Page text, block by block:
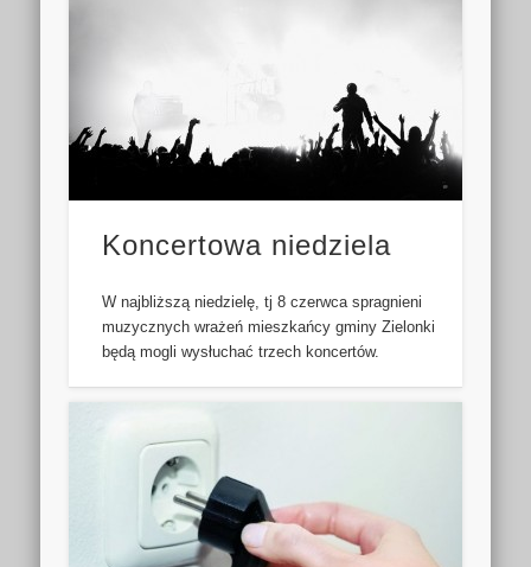
Koncertowa niedziela
W najbliższą niedzielę, tj 8 czerwca spragnieni
muzycznych wrażeń mieszkańcy gminy Zielonki
będą mogli wysłuchać trzech koncertów.